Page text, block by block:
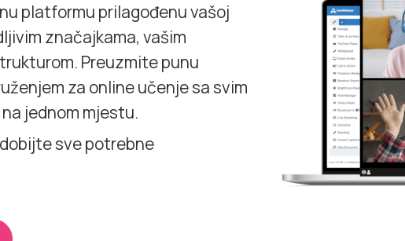
platformu prilagođenu vašoj
značajkama, vašim
Preuzmite punu
za online učenje sa svim
jednom mjestu.
sve potrebne